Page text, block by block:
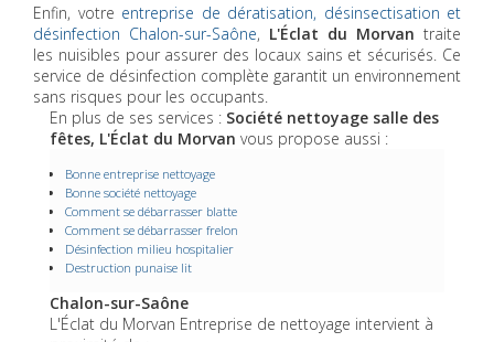
Enfin, votre entreprise de dératisation, désinsectisation et
désinfection Chalon-sur-Saône, L'Éclat du Morvan traite
les nuisibles pour assurer des locaux sains et sécurisés. Ce
service de désinfection complète garantit un environnement
sans risques pour les occupants.
En plus de ses services : Société nettoyage salle des
fêtes, L'Éclat du Morvan vous propose aussi :
Bonne entreprise nettoyage
Bonne société nettoyage
Comment se débarrasser blatte
Comment se débarrasser frelon
Désinfection milieu hospitalier
Destruction punaise lit
Chalon-sur-Saône
L'Éclat du Morvan Entreprise de nettoyage intervient à